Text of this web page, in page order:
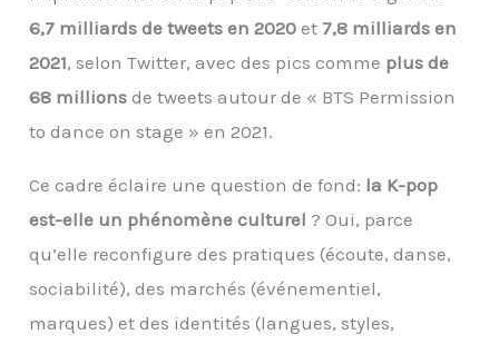
6,7 milliards de tweets en 2020 et 7,8 milliards en
2021, selon Twitter, avec des pics comme plus de
68 millions de tweets autour de « BTS Permission
to dance on stage » en 2021.
Ce cadre éclaire une question de fond: la K-pop
est-elle un phénomène culturel ? Oui, parce
qu’elle reconfigure des pratiques (écoute, danse,
sociabilité), des marchés (événementiel,
marques) et des identités (langues, styles,